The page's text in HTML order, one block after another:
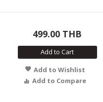
499.00 THB
Add to Cart
Add to Wishlist
Add to Compare